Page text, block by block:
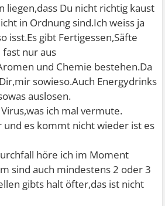
liegen,dass Du nicht richtig kaust
in Ordnung sind.Ich weiss ja
isst.Es gibt Fertigessen,Säfte
nur aus
und Chemie bestehen.Da
sowieso.Auch Energydrinks
auslosen.
ich mal vermute.
und es kommt nicht wieder ist es
höre ich im Moment
sind auch mindestens 2 oder 3
gibts halt öfter,das ist nicht